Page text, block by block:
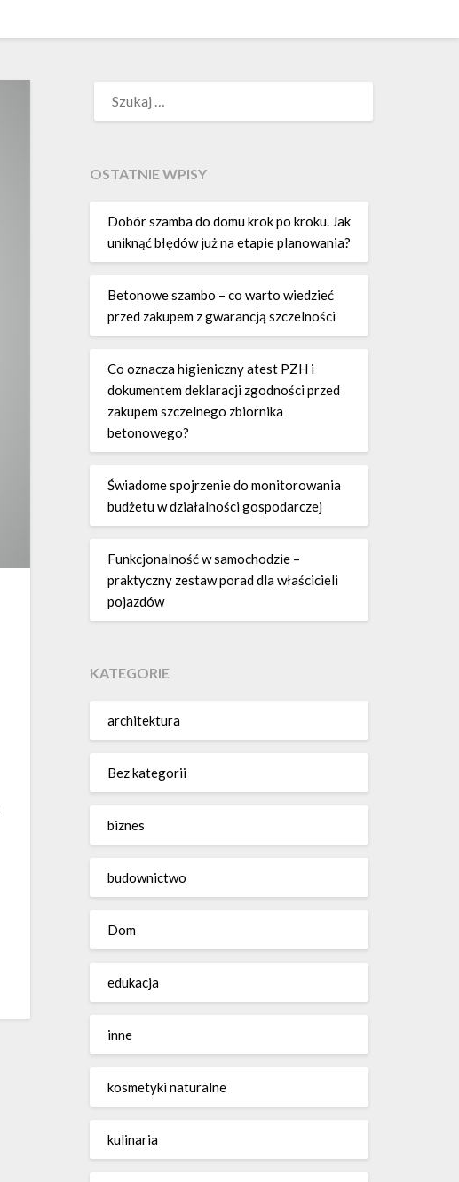
OSTATNIE WPISY
Dobór szamba do domu krok po kroku. Jak
uniknąć błędów już na etapie planowania?
Betonowe szambo – co warto wiedzieć
przed zakupem z gwarancją szczelności
Co oznacza higieniczny atest PZH i
dokumentem deklaracji zgodności przed
zakupem szczelnego zbiornika
betonowego?
Świadome spojrzenie do monitorowania
budżetu w działalności gospodarczej
Funkcjonalność w samochodzie –
praktyczny zestaw porad dla właścicieli
pojazdów
KATEGORIE
architektura
Bez kategorii
biznes
budownictwo
Dom
edukacja
inne
kosmetyki naturalne
kulinaria